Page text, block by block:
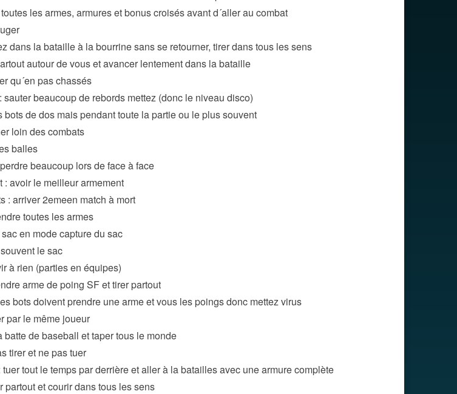
les armes, armures et bonus croisés avant d´aller au combat
dans la bataille à la bourrine sans se retourner, tirer dans tous les sens
autour de vous et avancer lentement dans la bataille
qu´en pas chassés
beaucoup de rebords mettez (donc le niveau disco)
bots de dos mais pendant toute la partie ou le plus souvent
loin des combats
balles
beaucoup lors de face à face
avoir le meilleur armement
: arriver 2emeen match à mort
toutes les armes
en mode capture du sac
le sac
à rien (parties en équipes)
arme de poing SF et tirer partout
bots doivent prendre une arme et vous les poings donc mettez virus
par le même joueur
batte de baseball et taper tous le monde
tirer et ne pas tuer
tout le temps par derrière et aller à la batailles avec une armure complète
partout et courir dans tous les sens